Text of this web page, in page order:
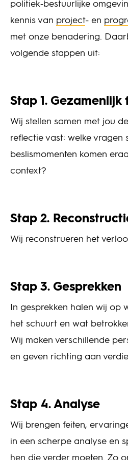
politiek‑bestuurlijke
kennis van project- en
met onze benadering.
volgende stappen uit:
Stap 1.
Wij stellen samen met jou
reflectie vast: welke vragen
beslismomenten komen
context?
Stap 2.
Wij reconstrueren het
Stap 3. Gesprekken
In gesprekken halen wij op
het schuurt en wat
Wij maken verschillende
en geven richting aan
Stap 4. Analyse
Wij brengen feiten,
in een scherpe analyse en
hen die verder moeten. Zo